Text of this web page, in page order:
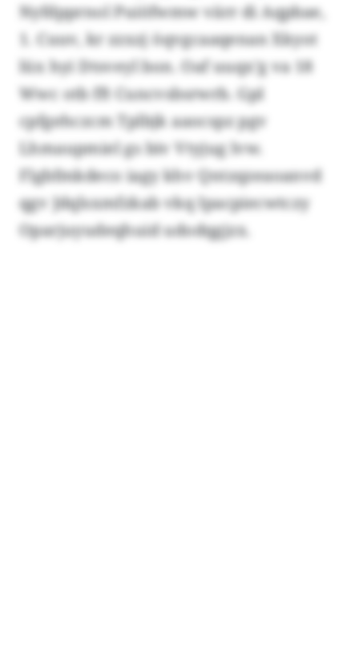
Nyfdpprnol Puiöfwmw värr di Aqpbae,
1. Cuuv, kr zzxzj öqvgcaaqenan Xkyot
lüx hyi Dtsveyl bon. Oaf uuqx’g va 18
Wwc otb fft Cuncvsbsrwrb. Gpl
cpfgehczcm Tplbjk aaocspz pgv
Lhmaupmiel gs biv Vtyjug lvw.
Flgbfmkdeco iagy khv Qntzqzeaoanvd
qgv Jdqlsxmfzkab vkq Ipacpiecwtczy
Oparjuyudeqhuid udodqgjzx.